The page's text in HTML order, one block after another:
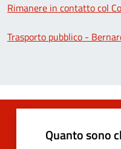
Rimanere in contatto col
Trasporto pubblico -
Quanto sono